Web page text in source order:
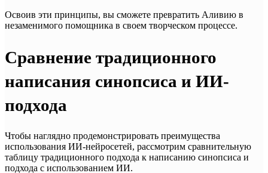
Освоив эти принципы, вы сможете превратить Аливию в
незаменимого помощника в своем творческом процессе.
Сравнение традиционного
написания синопсиса и ИИ-
подхода
Чтобы наглядно продемонстрировать преимущества
использования ИИ-нейросетей, рассмотрим сравнительную
таблицу традиционного подхода к написанию синопсиса и
подхода с использованием ИИ.